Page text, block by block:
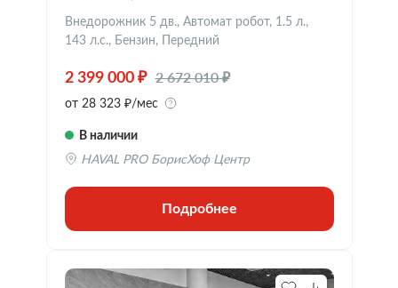
Внедорожник 5 дв., Автомат робот, 1.5 л.,
143 л.с., Бензин, Передний
2 399 000 ₽ 2 672 010 ₽
от 28 323 ₽/мес
В наличии
HAVAL PRO БорисХоф Центр
Подробнее